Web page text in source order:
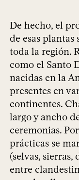
De hecho, el
de esas
toda la región.
como el Santo
nacidas en la
presentes en
continentes.
largo y ancho
ceremonias.
prácticas se
(selvas, sierras,
entre